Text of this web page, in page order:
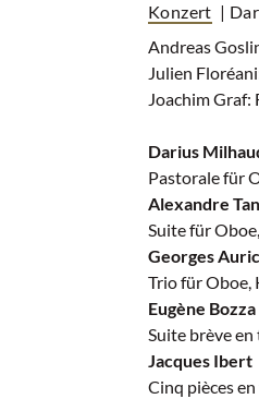
Konzert |
Andreas
Julien
Joachim Graf:
Darius
Pastorale für
Alexandre
Suite für
Georges Auric
Trio für
Eugène Bozza
Suite brève
Jacques Ibert
Cinq pièces